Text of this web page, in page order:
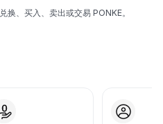
兑换、买入、卖出或交易 PONKE。